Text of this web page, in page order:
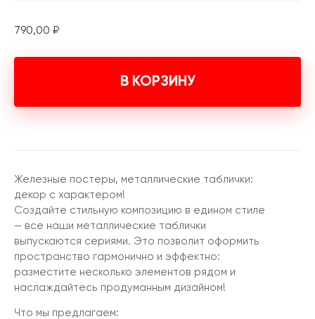
790,00 ₽
В КОРЗИНУ
Железные постеры, металлические таблички:
декор с характером!
Создайте стильную композицию в едином стиле
— все наши металлические таблички
выпускаются сериями. Это позволит оформить
пространство гармонично и эффектно:
разместите несколько элементов рядом и
наслаждайтесь продуманным дизайном!
Что мы предлагаем: